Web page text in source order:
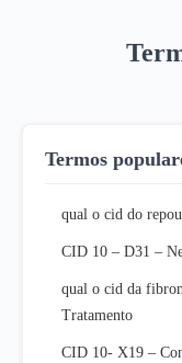
Termos
qual o cid do
CID 10 – D31 –
qual o cid da
Tratamento
CID 10- X19 –